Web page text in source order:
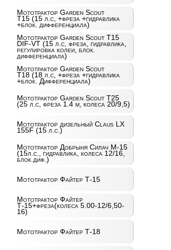
Мототрактор Garden Scout
T15 (15 л.с, +фреза +гидравлика
+блок. дифференциала)
Мототрактор Garden Scout T15
DIF-VT (15 л.с, фреза, гидравлика,
регулировка колеи, блок.
дифференциала)
Мототрактор Garden Scout
T18 (18 л.с, +фреза +гидравлика
+блок. Дифференциала)
Мототрактор Garden Scout T25
(25 л.с, фреза 1.4 м, колеса 20/9,5)
Мототрактор дизельный Claus LX
155F (15 л.с.)
Мототрактор Добрыня Силач М-15
(15л.с., гидравлика, колеса 12/16,
блок.диф.)
Мототрактор Файтер Т-15
Мототрактор Файтер
Т-15+фреза(колеса 5.00-12/6,50-
16)
Мототрактор Файтер Т-18